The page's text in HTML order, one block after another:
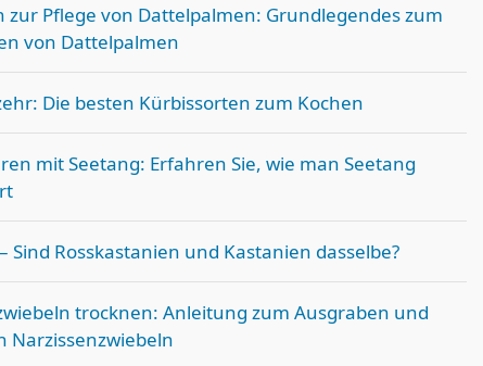
zur Pflege von Dattelpalmen: Grundlegendes zum
von Dattelpalmen
Die besten Kürbissorten zum Kochen
mit Seetang: Erfahren Sie, wie man Seetang
Sind Rosskastanien und Kastanien dasselbe?
trocknen: Anleitung zum Ausgraben und
Narzissenzwiebeln